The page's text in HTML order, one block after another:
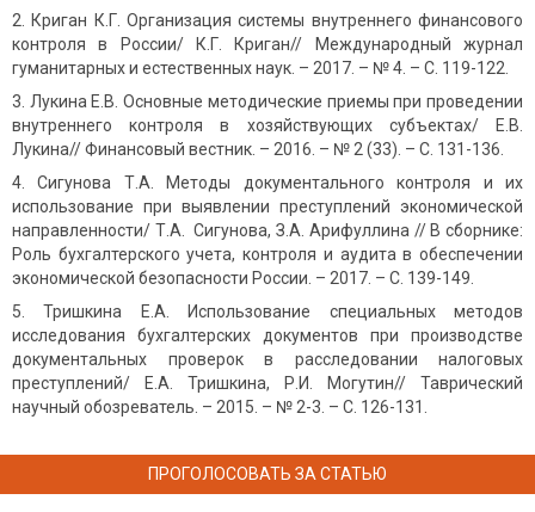
Криган К.Г. Организация системы внутреннего финансового
контроля в России/ К.Г. Криган// Международный журнал
гуманитарных и естественных наук. – 2017. – № 4. – С. 119-122.
Лукина Е.В. Основные методические приемы при проведении
внутреннего контроля в хозяйствующих субъектах/ Е.В.
Лукина// Финансовый вестник. – 2016. – № 2 (33). – С. 131-136.
Сигунова Т.А. Методы документального контроля и их
использование при выявлении преступлений экономической
направленности/ Т.А. Сигунова, З.А. Арифуллина // В сборнике:
Роль бухгалтерского учета, контроля и аудита в обеспечении
экономической безопасности России. – 2017. – С. 139-149.
Тришкина Е.А. Использование специальных методов
исследования бухгалтерских документов при производстве
документальных проверок в расследовании налоговых
преступлений/ Е.А. Тришкина, Р.И. Могутин// Таврический
научный обозреватель. – 2015. – № 2-3. – С. 126-131.
ПРОГОЛОСОВАТЬ ЗА СТАТЬЮ